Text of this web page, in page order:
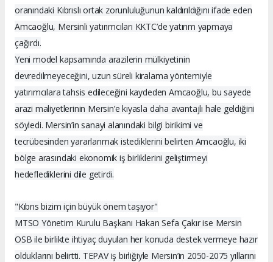
oranındaki Kıbrıslı ortak zorunluluğunun kaldırıldığını ifade eden
Amcaoğlu, Mersinli yatırımcıları KKTC’de yatırım yapmaya
çağırdı.
Yeni model kapsamında arazilerin mülkiyetinin
devredilmeyeceğini, uzun süreli kiralama yöntemiyle
yatırımcılara tahsis edileceğini kaydeden Amcaoğlu, bu sayede
arazi maliyetlerinin Mersin’e kıyasla daha avantajlı hale geldiğini
söyledi. Mersin’in sanayi alanındaki bilgi birikimi ve
tecrübesinden yararlanmak istediklerini belirten Amcaoğlu, iki
bölge arasındaki ekonomik iş birliklerini geliştirmeyi
hedeflediklerini dile getirdi.
"Kıbrıs bizim için büyük önem taşıyor"
MTSO Yönetim Kurulu Başkanı Hakan Sefa Çakır ise Mersin
OSB ile birlikte ihtiyaç duyulan her konuda destek vermeye hazır
olduklarını belirtti. TEPAV iş birliğiyle Mersin’in 2050-2075 yıllarını